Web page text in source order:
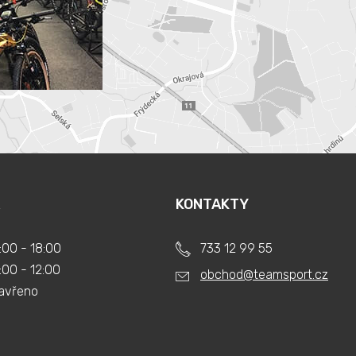
- 18:00
- 12:00
KONTAKTY
733 12 99 55
obchod@teamsport.cz